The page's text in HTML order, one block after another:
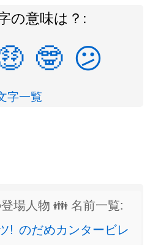
の意味は？:
🤓 😕
字一覧
場人物 👪 名前一覧:
! のだめカンタービレ